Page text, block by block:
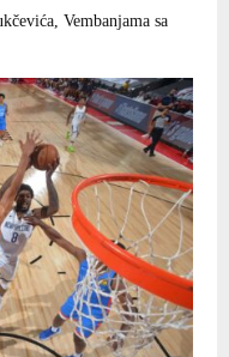
Vembanjama sa